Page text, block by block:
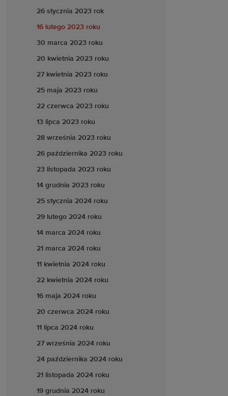
26 stycznia 2023 rok
16 lutego 2023 roku
30 marca 2023 roku
20 kwietnia 2023 roku
27 kwietnia 2023 roku
25 maja 2023 roku
22 czerwca 2023 roku
13 lipca 2023 roku
28 września 2023 roku
26 października 2023 roku
23 listopada 2023 roku
14 grudnia 2023 roku
25 stycznia 2024 roku
29 lutego 2024 roku
14 marca 2024 roku
21 marca 2024 roku
11 kwietnia 2024 roku
22 kwietnia 2024 roku
16 maja 2024 roku
20 czerwca 2024 roku
11 lipca 2024 roku
27 września 2024 roku
24 października 2024 roku
21 listopada 2024 roku
19 grudnia 2024 roku